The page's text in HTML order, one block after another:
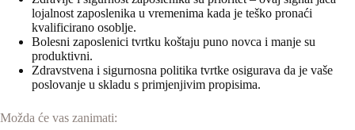
lojalnost zaposlenika u vremenima kada je teško pronaći
kvalificirano osoblje.
Bolesni zaposlenici tvrtku koštaju puno novca i manje su
produktivni.
Zdravstvena i sigurnosna politika tvrtke osigurava da je vaše
poslovanje u skladu s primjenjivim propisima.
Možda će vas zanimati: